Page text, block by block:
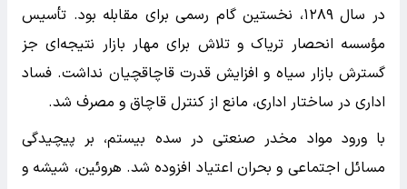
در سال ۱۲۸۹، نخستین گام رسمی برای مقابله بود. تأسیس
مؤسسه انحصار تریاک و تلاش برای مهار بازار نتیجه‌ای جز
گسترش بازار سیاه و افزایش قدرت قاچاقچیان نداشت. فساد
اداری در ساختار اداری، مانع از کنترل قاچاق و مصرف شد.
با ورود مواد مخدر صنعتی در سده بیستم، بر پیچیدگی
مسائل اجتماعی و بحران اعتیاد افزوده شد. هروئین، شیشه و